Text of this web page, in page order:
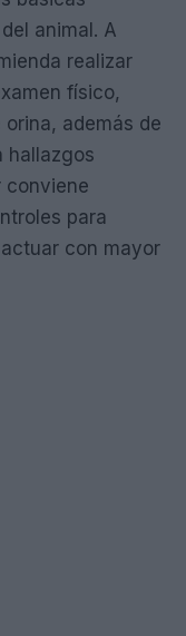
animal. A
realizar
físico,
además de
hallazgos
conviene
para
con mayor